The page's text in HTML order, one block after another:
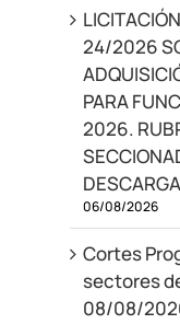
24/2026
PARA
2026.
06/08/2026
Cortes
sectores
08/08/